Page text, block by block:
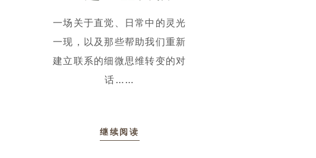
一场关于直觉、日常中的灵光
一现，以及那些帮助我们重新
建立联系的细微思维转变的对
话……
继续阅读